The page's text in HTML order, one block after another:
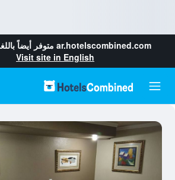
ar.hotelscombined.com متوفر أيضاً
Visit site in English